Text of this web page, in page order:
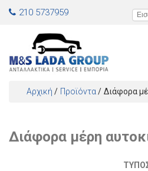
Jump to navigation
210 5737959
Είστε εδώ
Αρχική / Προϊόντα / Διάφορα
Διάφορα μέρη